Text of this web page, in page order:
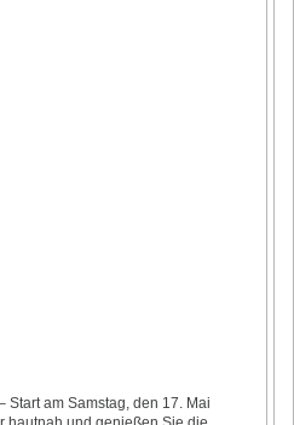
Start am Samstag, den 17. Mai